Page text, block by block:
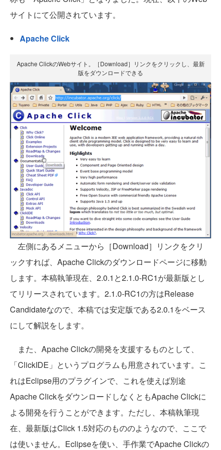
サイトにて公開されています。
Apache Click
Apache ClickのWebサイト。［Download］リンクをクリックし、最新
版をダウンロードできる
左側にあるメニューから［Download］リンクをクリ
ックすれば、Apache Clickのダウンロードページに移動
します。本稿執筆現在、2.0.1と2.1.0-RC1が最新版とし
てリリースされています。2.1.0-RC1の方はRelease
Candidateなので、本稿では安定版である2.0.1をベース
にして解説をします。
また、Apache Clickの開発を支援するものとして、
「ClickIDE」というプログラムも用意されています。こ
れはEclipse用のプラグインで、これを使えば別途
Apache ClickをダウンロードしなくともApache Clickに
よる開発を行うことができます。ただし、本稿執筆現
在、最新版はClick 1.5対応のもののようなので、ここで
は使いません。Eclipseを使い、手作業でApache Clickの